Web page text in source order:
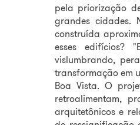
pela priorização
grandes cidades.
construída
esses edifícios?
vislumbrando,
transformação em
Boa Vista. O
retroalimentam,
arquitetônicos e